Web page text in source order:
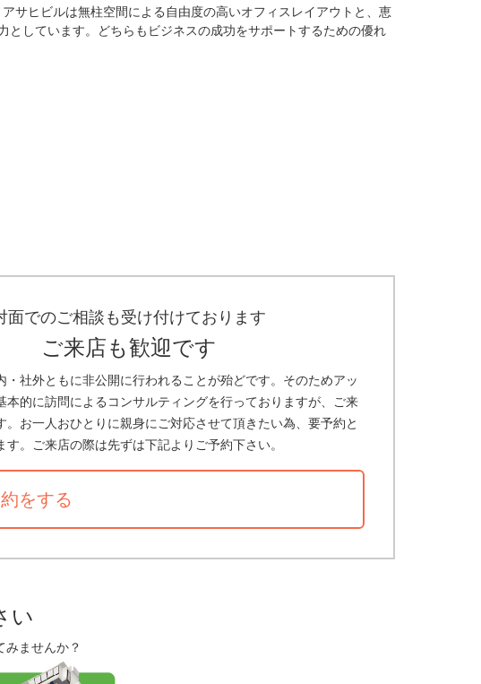
サヒビルは無柱空間による自由度の高いオフィスレイアウトと、恵
しています。どちらもビジネスの成功をサポートするための優れ
面でのご相談も受け付けております
ご来店も歓迎です
・社外ともに非公開に行われることが殆どです。そのためアッ
本的に訪問によるコンサルティングを行っておりますが、ご来
。お一人おひとりに親身にご対応させて頂きたい為、要予約と
す。ご来店の際は先ずは下記よりご予約下さい。
をする
い
みませんか？